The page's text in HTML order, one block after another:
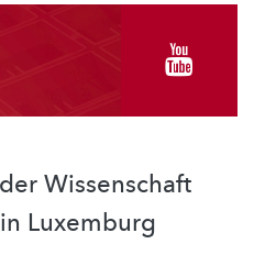
Wissenschaft
Luxemburg